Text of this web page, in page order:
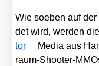
Wie soeben auf
det wird, wer­den
tor
Media aus
raum-Shoo­ter-